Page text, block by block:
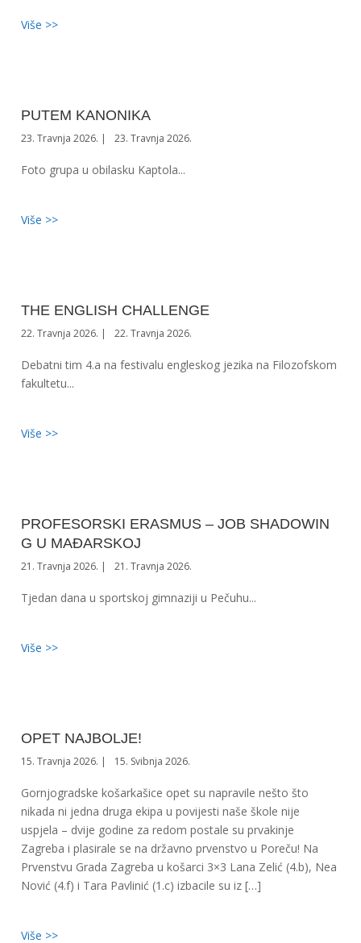
Više >>
PUTEM KANONIKA
23. Travnja 2026. 23. Travnja 2026.
Foto grupa u obilasku Kaptola...
Više >>
THE ENGLISH CHALLENGE
22. Travnja 2026. 22. Travnja 2026.
Debatni tim 4.a na festivalu engleskog jezika na Filozofskom
fakultetu...
Više >>
PROFESORSKI ERASMUS – JOB SHADOWIN
G U MAĐARSKOJ
21. Travnja 2026. 21. Travnja 2026.
Tjedan dana u sportskoj gimnaziji u Pečuhu...
Više >>
OPET NAJBOLJE!
15. Travnja 2026. 15. Svibnja 2026.
Gornjogradske košarkašice opet su napravile nešto što
nikada ni jedna druga ekipa u povijesti naše škole nije
uspjela – dvije godine za redom postale su prvakinje
Zagreba i plasirale se na državno prvenstvo u Poreču! Na
Prvenstvu Grada Zagreba u košarci 3×3 Lana Zelić (4.b), Nea
Nović (4.f) i Tara Pavlinić (1.c) izbacile su iz […]
Više >>